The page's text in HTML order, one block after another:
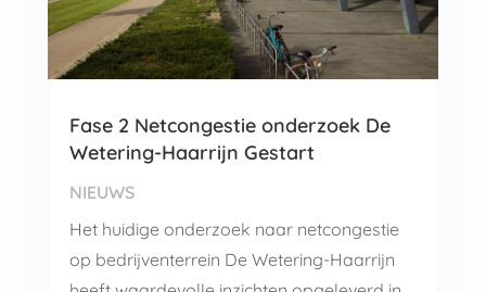
Fase 2 Netcongestie onderzoek De
Wetering-Haarrijn Gestart
NIEUWS
Het huidige onderzoek naar netcongestie
op bedrijventerrein De Wetering-Haarrijn